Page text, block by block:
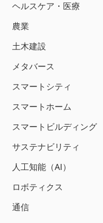
ヘルスケア・医療
農業
土木建設
メタバース
スマートシティ
スマートホーム
スマートビルディング
サステナビリティ
人工知能（AI）
ロボティクス
通信